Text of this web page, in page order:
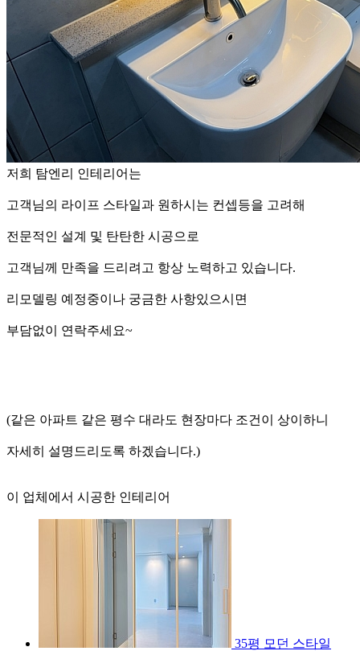
저희 탐엔리 인테리어는
고객님의 라이프 스타일과 원하시는 컨셉등을 고려해
전문적인 설계 및 탄탄한 시공으로
고객님께 만족을 드리려고 항상 노력하고 있습니다.
리모델링 예정중이나 궁금한 사항있으시면
부담없이 연락주세요~
(같은 아파트 같은 평수 대라도 현장마다 조건이 상이하니
자세히 설명드리도록 하겠습니다.)
이 업체에서 시공한 인테리어
35평 모던 스타일